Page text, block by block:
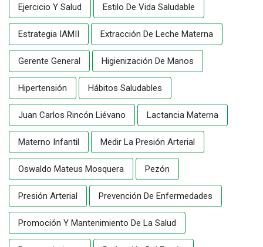
Ejercicio Y Salud Estilo De Vida Saludable
Estrategia IAMII Extracción De Leche Materna
Gerente General Higienización De Manos
Hipertensión Hábitos Saludables
Juan Carlos Rincón Liévano Lactancia Materna
Materno Infantil Medir La Presión Arterial
Oswaldo Mateus Mosquera Pezón
Presión Arterial Prevención De Enfermedades
Promoción Y Mantenimiento De La Salud